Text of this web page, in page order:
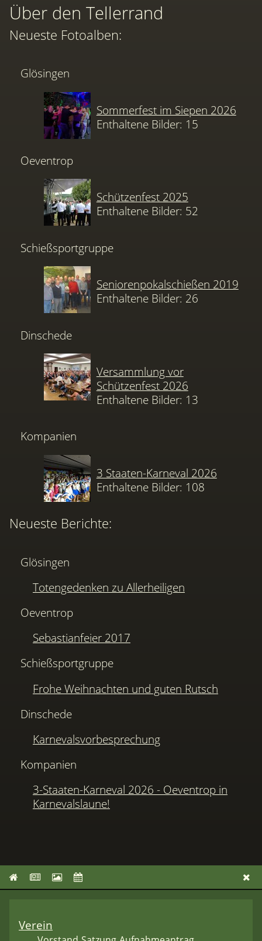
Über den Tellerrand
Neueste Fotoalben:
Glösingen
Sommerfest im Siepen 2026
Enthaltene Bilder: 15
Oeventrop
Schützenfest 2025
Enthaltene Bilder: 52
Schießsportgruppe
Seniorenpokalschießen 2019
Enthaltene Bilder: 26
Dinschede
Versammlung vor
Schützenfest 2026
Enthaltene Bilder: 13
Kompanien
3 Staaten-Karneval 2026
Enthaltene Bilder: 108
Neueste Berichte:
Glösingen
Totengedenken zu Allerheiligen
Oeventrop
Sebastianfeier 2017
Schießsportgruppe
Frohe Weihnachten und guten Rutsch
Dinschede
Karnevalsvorbesprechung
Kompanien
3-Staaten-Karneval 2026 - Oeventrop in
Karnevalslaune!
Verein